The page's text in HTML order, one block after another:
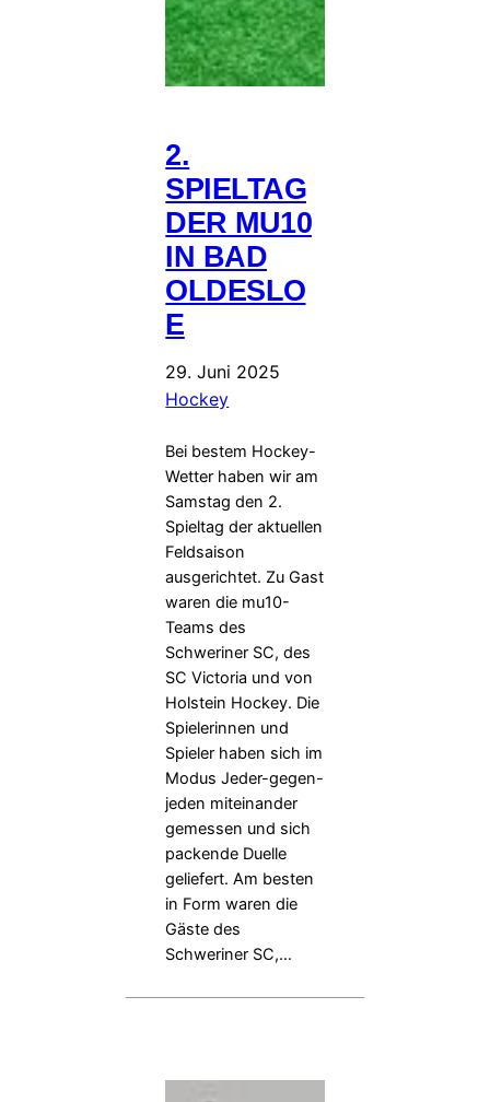
2.
SPIELTAG
DER MU10
IN BAD
OLDESLO
E
29. Juni 2025
Hockey
Bei bestem Hockey-
Wetter haben wir am
Samstag den 2.
Spieltag der aktuellen
Feldsaison
ausgerichtet. Zu Gast
waren die mu10-
Teams des
Schweriner SC, des
SC Victoria und von
Holstein Hockey. Die
Spielerinnen und
Spieler haben sich im
Modus Jeder-gegen-
jeden miteinander
gemessen und sich
packende Duelle
geliefert. Am besten
in Form waren die
Gäste des
Schweriner SC,…